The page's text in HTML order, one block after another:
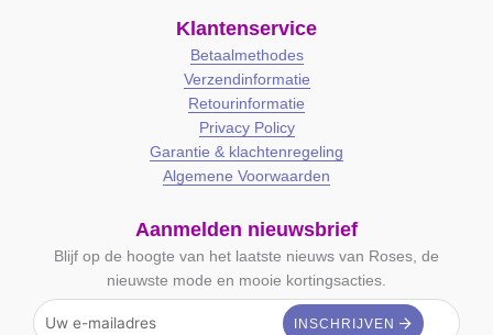
Klantenservice
Betaalmethodes
Verzendinformatie
Retourinformatie
Privacy Policy
Garantie & klachtenregeling
Algemene Voorwaarden
Aanmelden nieuwsbrief
Blijf op de hoogte van het laatste nieuws van Roses, de
nieuwste mode en mooie kortingsacties.